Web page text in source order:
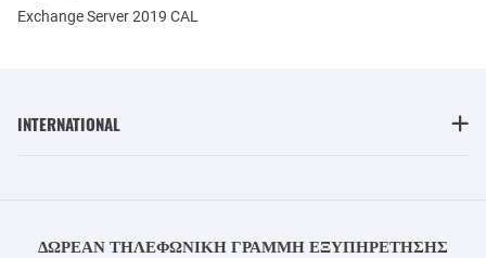
Exchange Server 2019 CAL
INTERNATIONAL
ΔΩΡΕΆΝ ΤΗΛΕΦΩΝΙΚΉ ΓΡΑΜΜΉ ΕΞΥΠΗΡΈΤΗΣΗΣ